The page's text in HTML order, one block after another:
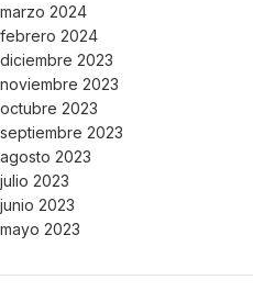
marzo 2024
febrero 2024
diciembre 2023
noviembre 2023
octubre 2023
septiembre 2023
agosto 2023
julio 2023
junio 2023
mayo 2023